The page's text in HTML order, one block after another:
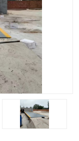
输送机
旋塔
碎机
碎机